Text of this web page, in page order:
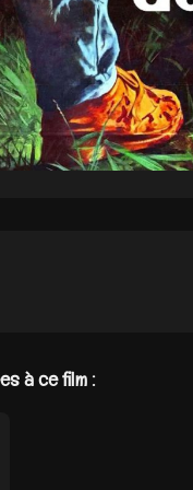
à ce film :